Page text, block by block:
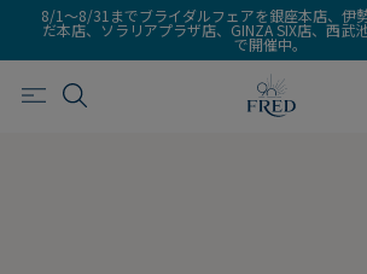
8/1～8/31までブライダルフェアを銀座本店、伊
だ本店、ソラリアプラザ店、GINZA SIX店、西武
で開催中。